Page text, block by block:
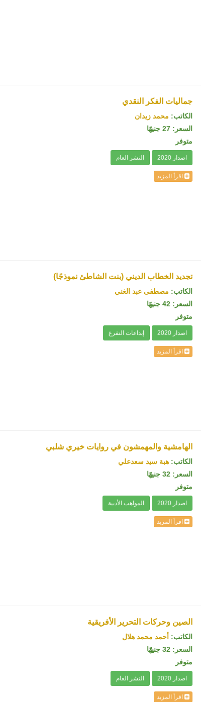
جماليات الفكر النقدي
الكاتب: محمد زيدان
السعر: 27 جنيهًا
متوفر
اصدار 2020 النشر العام
اقرأ المزيد
تجديد الخطاب الديني (بنت الشاطئ نموذجًا)
الكاتب: مصطفى عبد الغني
السعر: 42 جنيهًا
متوفر
اصدار 2020 إبداعات التفرغ
اقرأ المزيد
الهامشية والمهمشون في روايات خيري شلبي
الكاتب: هبة سيد سعدعلي
السعر: 32 جنيهًا
متوفر
اصدار 2020 المواهب الأدبية
اقرأ المزيد
الصين وحركات التحرير الأفريقية
الكاتب: أحمد محمد هلال
السعر: 32 جنيهًا
متوفر
اصدار 2020 النشر العام
اقرأ المزيد